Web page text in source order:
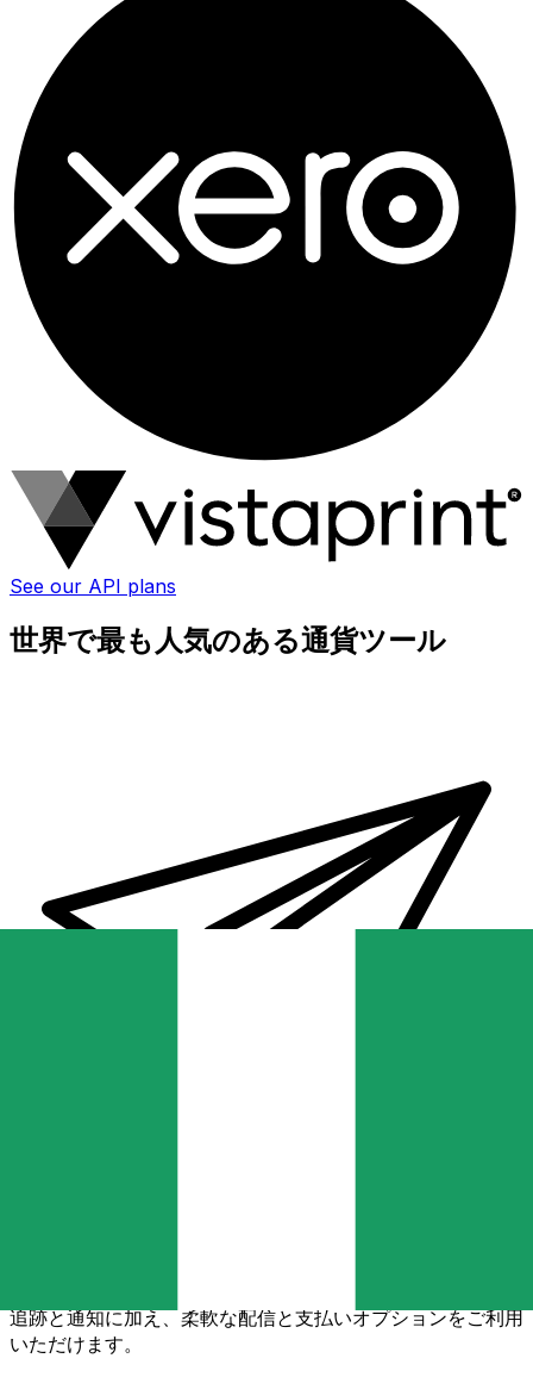
See our API plans
世界で最も人気のある通貨ツール
追跡と通知に加え、柔軟な配信と支払いオプションをご利用
いただけます。